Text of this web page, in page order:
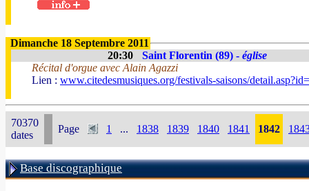
Dimanche 18 Septembre 2011
20:30
Saint Florentin (89) - église
Récital d'orgue avec Alain Agazzi
Lien : www.citedesmusiques.org/festivals-saisons/
70370
dates
Page 1 ... 1838 1839 1840 1841 1842
Base discographique